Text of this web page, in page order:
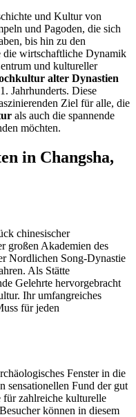
und Kultur von
und Pagoden, die sich
bis hin zu den
die wirtschaftliche Dynamik
und kultureller
alter Dynastien
Jahrhunderts. Diese
Ziel für alle, die
als auch die spannende
möchten.
in Changsha,
chinesischer
großen Akademien des
Nordlichen Song-Dynastie
Als Stätte
Gelehrte hervorgebracht
Ihr umfangreiches
für jeden
Fenster in die
sensationellen Fund der gut
zahlreiche kulturelle
können in diesem